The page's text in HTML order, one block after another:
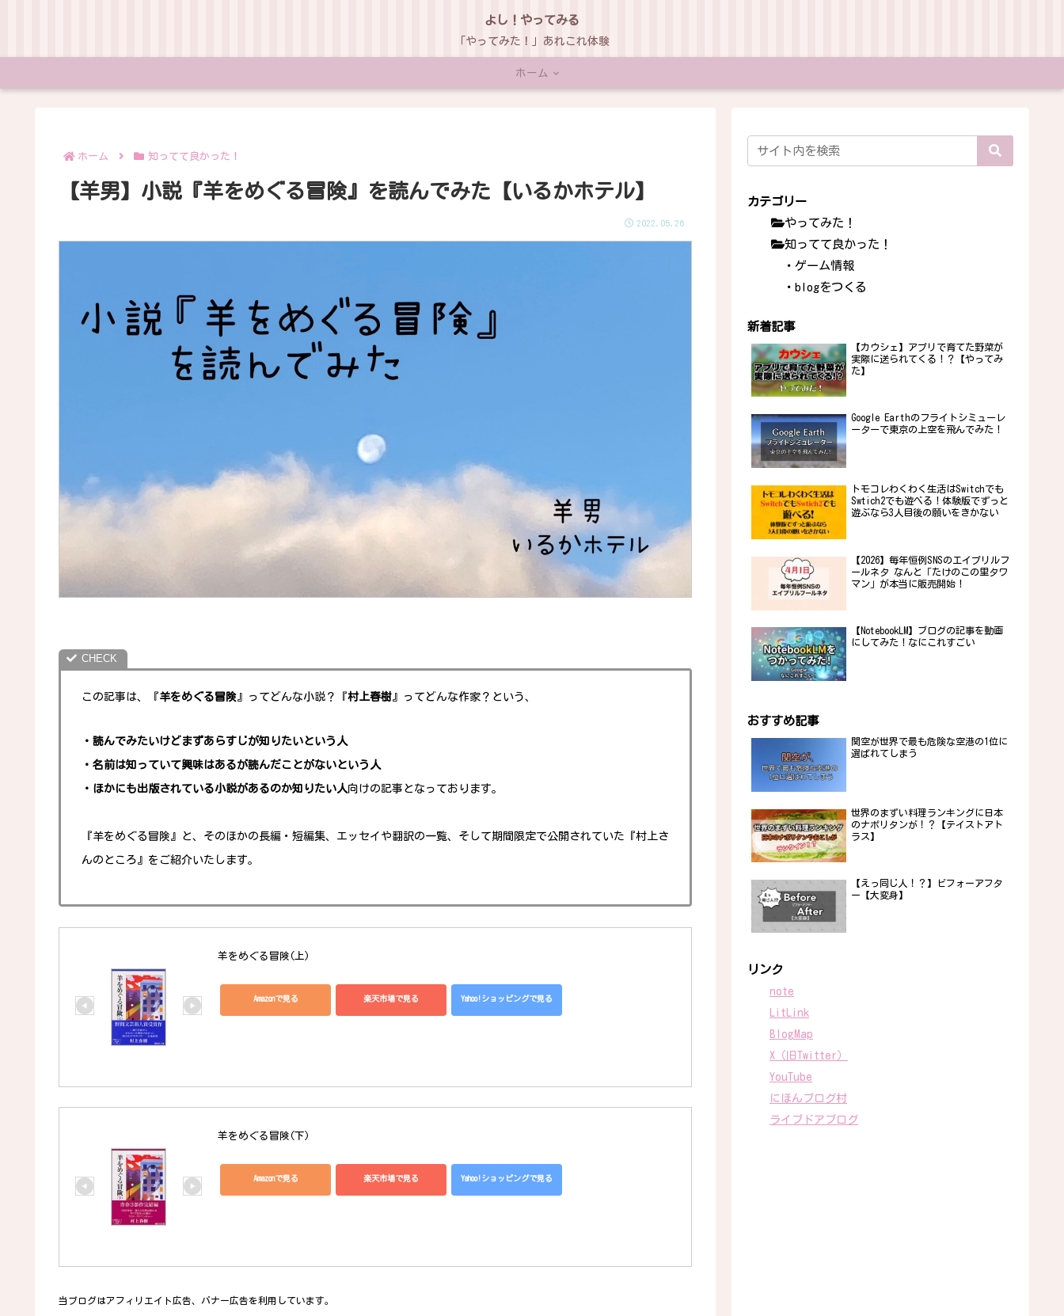
よし！やってみる
「やってみた！」あれこれ体験
ホーム
ホーム 知ってて良かった！
【羊男】小説『羊をめぐる冒険』を読んでみた【いるかホテル】
2022.05.26
こ の記事は、 『羊をめぐる冒険』ってどんな小説？『村上春樹』ってどんな作家？という、
・読んでみたいけどまずあらすじが知りたいという人
・名前は知っていて興味はあるが読んだことがないという人
・ほかにも出版されている小説があるのか知りたい人向けの記事となっております。
『羊をめぐる冒険』と、そのほかの長編・短編集、エッセイや翻訳の一覧、そして期間限定で公開されていた『村上さ
んのところ』をご紹介いたします。
羊をめぐる冒険(上)
Amazonで見る 楽天市場で見る Yahoo!ショッピングで見る
羊をめぐる冒険(下)
Amazonで見る 楽天市場で見る Yahoo!ショッピングで見る
当ブログはアフィリエイト広告、バナー広告を利用しています。
カテゴリー
やってみた！
知ってて良かった！
・ゲーム情報
・blogをつくる
新着記事
【カウシェ】アプリで育てた野菜が
実際に送られてくる！？【やってみ
た】
Google Earthのフライトシミューレ
ーターで東京の上空を飛んでみた！
トモコレわくわく生活はSwitchでも
Swtich2でも遊べる！体験版でずっと
遊ぶなら3人目後の願いをきかない
【2026】毎年恒例SNSのエイプリルフ
ールネタ なんと「たけのこの里タワ
マン」が本当に販売開始！
【NotebookLM】ブログの記事を動画
にしてみた！なにこれすごい
おすすめ記事
関空が世界で最も危険な空港の1位に
選ばれてしまう
世界のまずい料理ランキングに日本
のナポリタンが！？【テイストアト
ラス】
【えっ同じ人！？】ビフォーアフタ
ー【大変身】
リンク
note
LitLink
BlogMap
X（旧Twitter）
YouTube
にほんブログ村
ライブドアブログ